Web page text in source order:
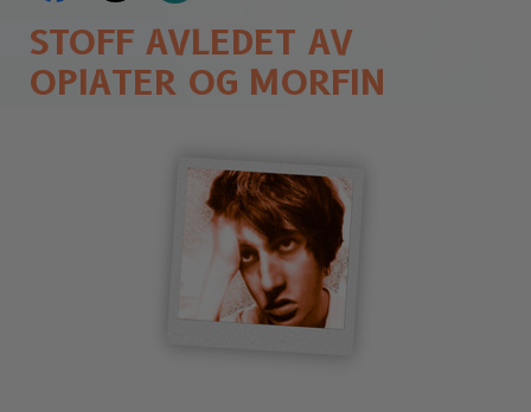
STOFF AVLEDET AV
OPIATER OG MORFIN